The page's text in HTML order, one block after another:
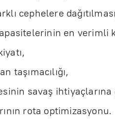
cephelere
en verimli
taşımacılığı,
savaş ihtiyaçlarına
rota optimizasyonu.